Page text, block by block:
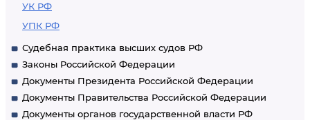
УК РФ
УПК РФ
Судебная практика высших судов РФ
Законы Российской Федерации
Документы Президента Российской Федерации
Документы Правительства Российской Федерации
Документы органов государственной власти РФ